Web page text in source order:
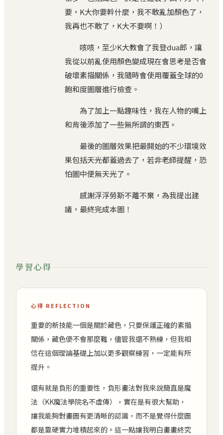
要，K大你要幹什麼，我不敢亂加顏色了，
我再也不敢了，K大不要啊！）
咳咳，至少K大教會了我登dua郎，讓
我從以前亂使用顏色變成現在會思考是否會
破壞素描關係，我隨時會使用覆蓋全球的0
飽和度圖層進行檢查。
為了加上一點趣味性，我在人物的嘴上
和背後添加了一些無所謂的東西。
最後的圖層效果把最開始的不少環境效
果包括天光都蓋過去了，若非老師提醒，恐
怕圖中便無天光了。
感謝浮浮勞斯不離不棄，為我提出建
議，最終完成本圖！
學習心得
心得 REFLECTION
重要的新技能一個是關於藏色，只要保護正確的素描
關係，藏色便不會那麼難，儘管我還不熟練，但我相
信在這個理論基礎上加以更多觀察練習，一定能有所
提升。
還有就是負形的重要性，負形畫法對我來說簡直是魔
法（KK魔法學院名不虛傳），實在是有很大幫助，
讓我能夠對畫圖有更清晰的認識，而不是覺得什麼圖
都是靠硬實力堆積起來的。這一點讓我明白畫畫終究